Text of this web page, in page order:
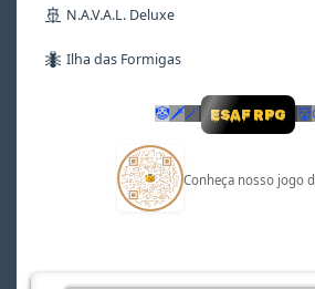
🚢 N.A.V.A.L. Deluxe
🐜 Ilha das Formigas
🤡 🗡🪄 ESAF RPG 👹
Conheça nosso jogo